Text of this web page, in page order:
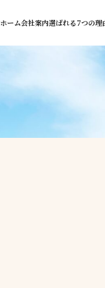
ホーム会社案内選ばれる7つの理